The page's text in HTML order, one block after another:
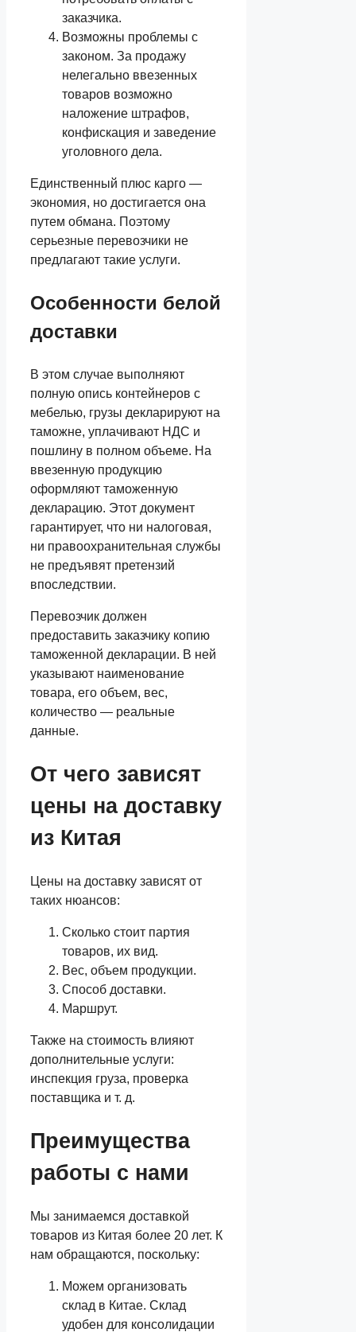
заказчика.
Возможны проблемы с
законом. За продажу
нелегально ввезенных
товаров возможно
наложение штрафов,
конфискация и заведение
уголовного дела.
Единственный плюс карго —
экономия, но достигается она
путем обмана. Поэтому
серьезные перевозчики не
предлагают такие услуги.
Особенности белой
доставки
В этом случае выполняют
полную опись контейнеров с
мебелью, грузы декларируют на
таможне, уплачивают НДС и
пошлину в полном объеме. На
ввезенную продукцию
оформляют таможенную
декларацию. Этот документ
гарантирует, что ни налоговая,
ни правоохранительная службы
не предъявят претензий
впоследствии.
Перевозчик должен
предоставить заказчику копию
таможенной декларации. В ней
указывают наименование
товара, его объем, вес,
количество — реальные
данные.
От чего зависят
цены на доставку
из Китая
Цены на доставку зависят от
таких нюансов:
Сколько стоит партия
товаров, их вид.
Вес, объем продукции.
Способ доставки.
Маршрут.
Также на стоимость влияют
дополнительные услуги:
инспекция груза, проверка
поставщика и т. д.
Преимущества
работы с нами
Мы занимаемся доставкой
товаров из Китая более 20 лет. К
нам обращаются, поскольку:
Можем организовать
склад в Китае. Склад
удобен для консолидации